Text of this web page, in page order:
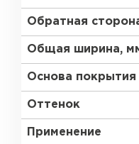
Обратная
Общая ширина,
Основа покрытия
Оттенок
Применение